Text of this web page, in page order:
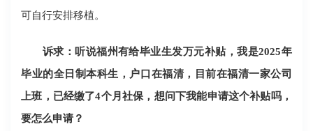
可自行安排移植。
诉求：听说福州有给毕业生发万元补贴，我是2025年
毕业的全日制本科生，户口在福清，目前在福清一家公司
上班，已经缴了4个月社保，想问下我能申请这个补贴吗，
要怎么申请？